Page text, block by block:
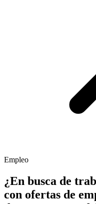
Empleo
¿En busca de
con ofertas de